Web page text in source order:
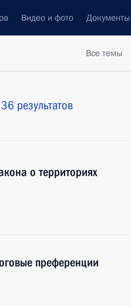
Видео и фото Документы
Все темы
36 результатов
о территориях
преференции